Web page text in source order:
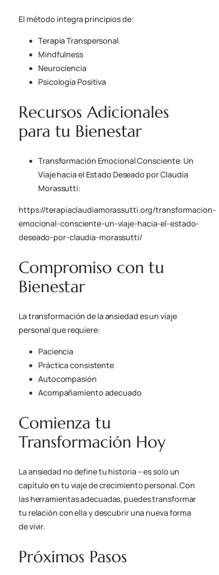
El método integra principios de:
Terapia Transpersonal
Mindfulness
Neurociencia
Psicología Positiva
Recursos Adicionales
para tu Bienestar
Transformación Emocional Consciente: Un
Viaje hacia el Estado Deseado por Claudia
Morassutti:
https://terapiaclaudiamorassutti.org/transformacion-
emocional-consciente-un-viaje-hacia-el-estado-
deseado-por-claudia-morassutti/
Compromiso con tu
Bienestar
La transformación de la ansiedad es un viaje
personal que requiere:
Paciencia
Práctica consistente
Autocompasión
Acompañamiento adecuado
Comienza tu
Transformación Hoy
La ansiedad no define tu historia – es solo un
capítulo en tu viaje de crecimiento personal. Con
las herramientas adecuadas, puedes transformar
tu relación con ella y descubrir una nueva forma
de vivir.
Próximos Pasos